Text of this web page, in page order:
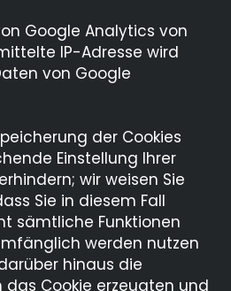
Google Analytics von
IP-Adresse wird
von Google
der Cookies
Einstellung Ihrer
wir weisen Sie
Sie in diesem Fall
sämtliche Funktionen
werden nutzen
hinaus die
das Cookie erzeugten und